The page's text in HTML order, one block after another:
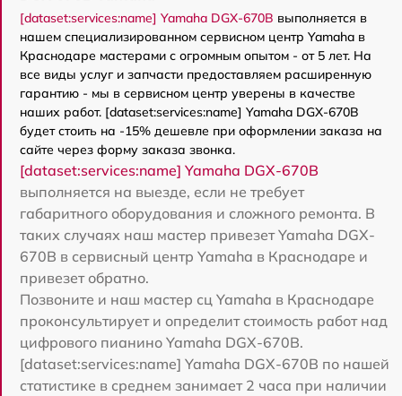
[dataset:services:name] Yamaha DGX-670B выполняется в
нашем специализированном сервисном центр Yamaha в
Краснодаре мастерами с огромным опытом - от 5 лет. На
все виды услуг и запчасти предоставляем расширенную
гарантию - мы в сервисном центр уверены в качестве
наших работ. [dataset:services:name] Yamaha DGX-670B
будет стоить на -15% дешевле при оформлении заказа на
сайте через форму заказа звонка.
[dataset:services:name] Yamaha DGX-670B
выполняется на выезде, если не требует
габаритного оборудования и сложного ремонта. В
таких случаях наш мастер привезет Yamaha DGX-
670B в сервисный центр Yamaha в Краснодаре и
привезет обратно.
Позвоните и наш мастер сц Yamaha в Краснодаре
проконсультирует и определит стоимость работ над
цифрового пианино Yamaha DGX-670B.
[dataset:services:name] Yamaha DGX-670B по нашей
статистике в среднем занимает 2 часа при наличии